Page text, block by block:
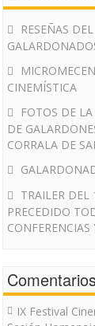
RESEÑAS
CINEMÍSTICA
FOTOS DE
DE
CORRALA DE
TRAILER DEL
PRECEDIDO
CONFERENCIAS
IX Festival